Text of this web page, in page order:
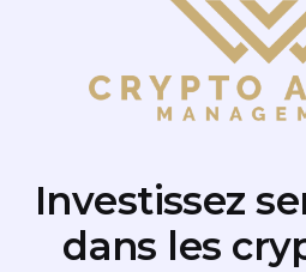
Investissez
dans les